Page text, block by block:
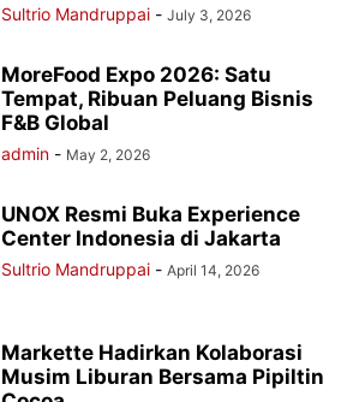
Sultrio Mandruppai - July 3, 2026
MoreFood Expo 2026: Satu
Tempat, Ribuan Peluang Bisnis
F&B Global
admin - May 2, 2026
UNOX Resmi Buka Experience
Center Indonesia di Jakarta
Sultrio Mandruppai - April 14, 2026
Markette Hadirkan Kolaborasi
Musim Liburan Bersama Pipiltin